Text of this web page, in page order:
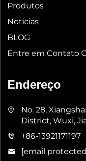
Produtos
Notícias
BLOG
Entre em Contato
Endereço
No. 28,
District, Wuxi,
+86-13921171197
[email